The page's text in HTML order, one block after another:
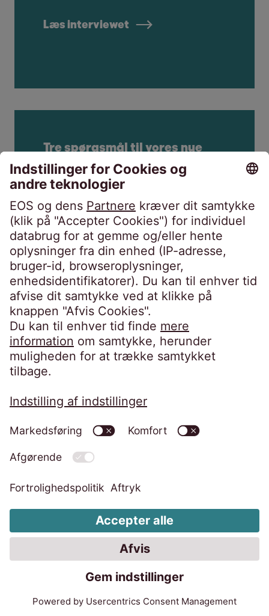
Læs interviewet
Tre spørgsmål til vores nye
CFO
Se videoen
Fair gældsinddrivelse: Sådan
finder vi løsninger til
misligholdende kunder
hos EOS
Pdf-rapport